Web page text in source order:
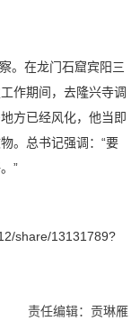
。在龙门石窟宾阳三
作期间，去隆兴寺调
方已经风化，他当即
。总书记强调：“要
”
share/13131789?
责任编辑：贡琳雁